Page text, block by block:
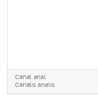
Canal anal
Canalis analis